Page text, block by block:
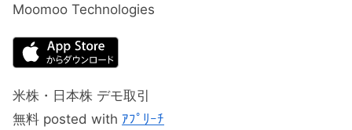
Moomoo Technologies
米株・日本株 デモ取引
無料 posted with ｱﾌﾟﾘｰﾁ